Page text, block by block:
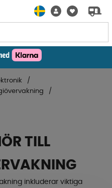
TILL
inkluderar viktiga